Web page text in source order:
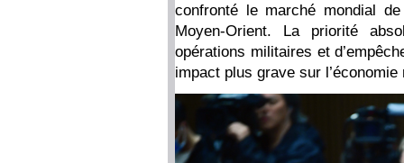
confronté le marché mondial
Moyen-Orient. La priorité
opérations militaires et
impact plus grave sur l’économie